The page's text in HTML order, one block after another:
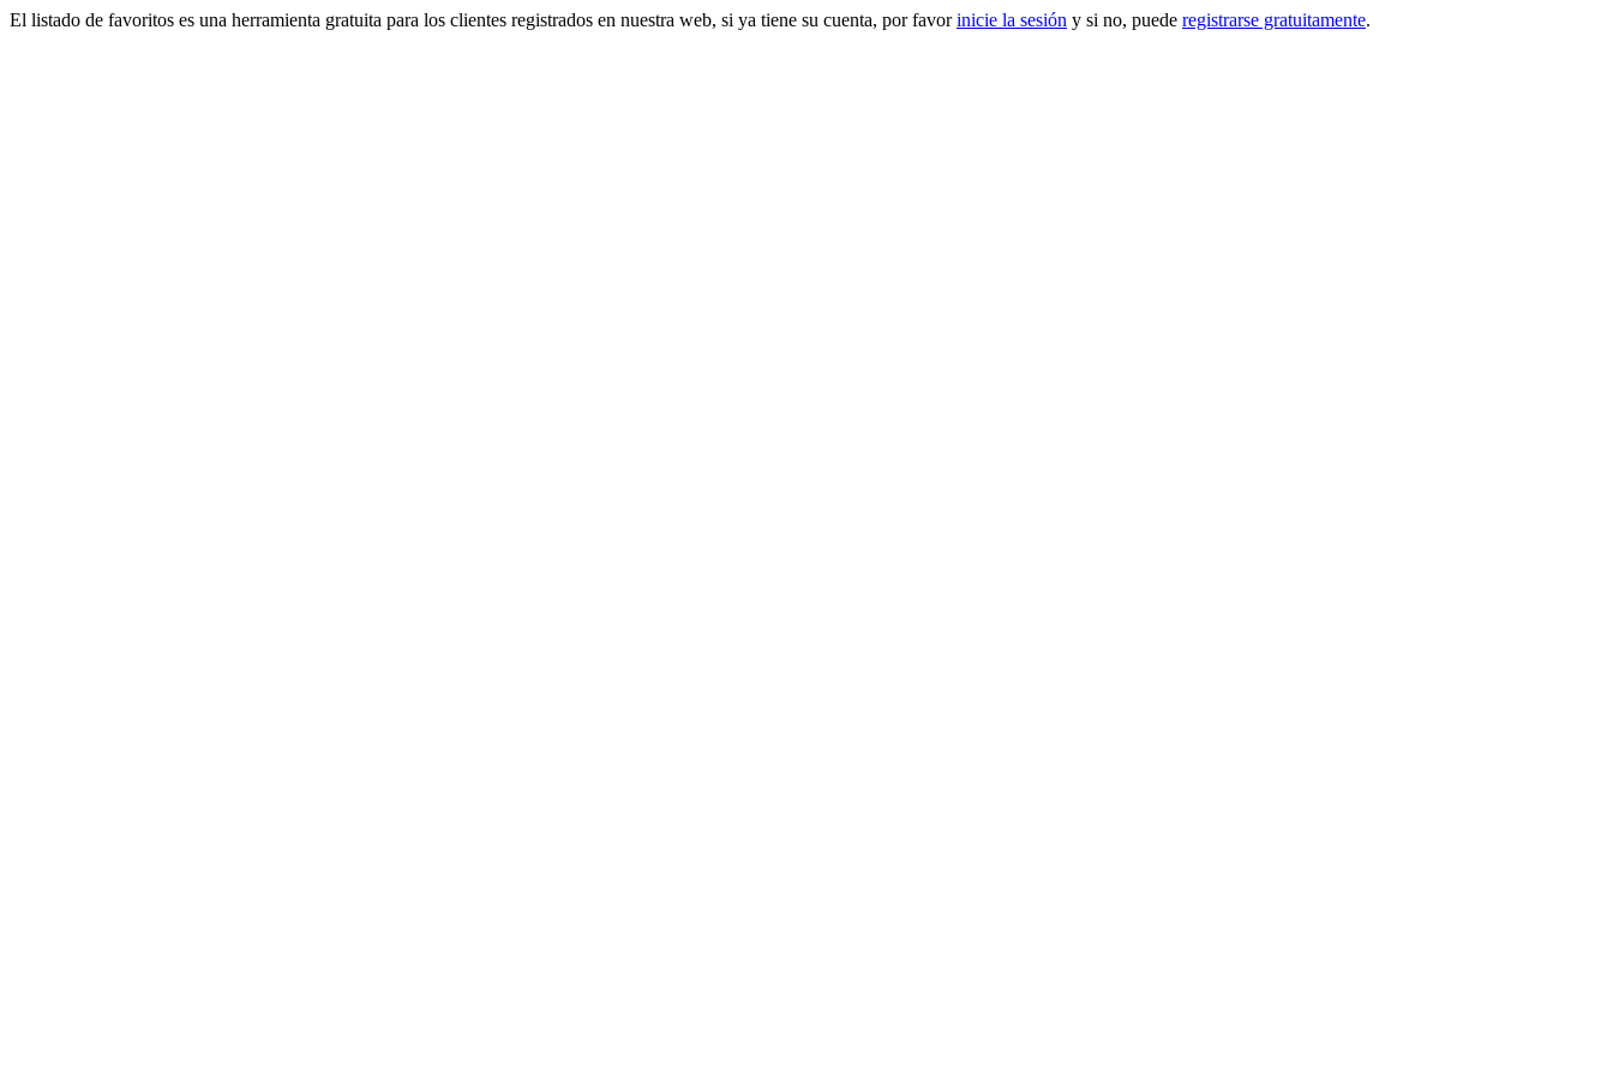
El listado de favoritos es una herramienta gratuita para los clientes registrados en nuestra web, si ya tiene su cuenta, por favorinicie la sesión y si no, puede registrarse gratuitamente.